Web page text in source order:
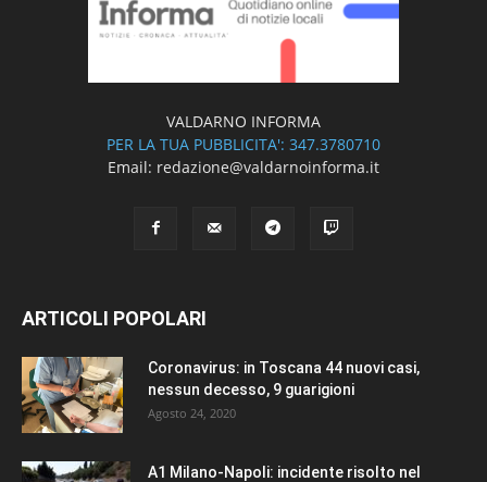
VALDARNO INFORMA
PER LA TUA PUBBLICITA': 347.3780710
Email: redazione@valdarnoinforma.it
ARTICOLI POPOLARI
Coronavirus: in Toscana 44 nuovi casi,
nessun decesso, 9 guarigioni
Agosto 24, 2020
A1 Milano-Napoli: incidente risolto nel